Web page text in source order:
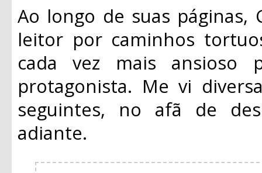
Ao longo de suas páginas,
leitor por caminhos
cada vez mais ansioso
protagonista. Me vi
seguintes, no afã de
adiante.